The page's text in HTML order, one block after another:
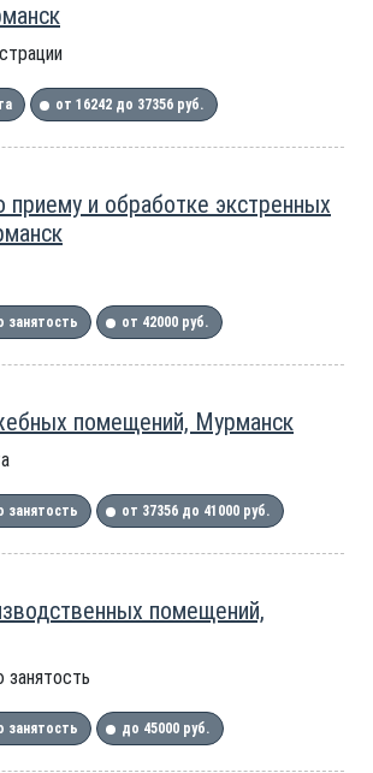
от 16242 до 37356 руб.
приему и обработке экстренных
занятость от 42000 руб.
помещений, Мурманск
занятость от 37356 до 41000 руб.
помещений,
занятость
занятость до 45000 руб.